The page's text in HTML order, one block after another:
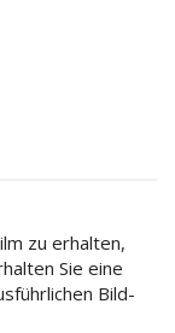
zu erhalten,
Sie eine
Bild-